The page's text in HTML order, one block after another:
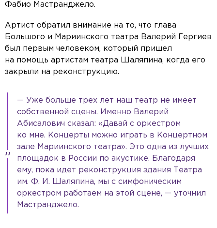
Фабио Мастранджело.
Артист обратил внимание на то, что глава
Большого и Мариинского театра Валерий Гергиев
был первым человеком, который пришел
на помощь артистам театра Шаляпина, когда его
закрыли на реконструкцию.
— Уже больше трех лет наш театр не имеет
собственной сцены. Именно Валерий
Абисалович сказал: «Давай с оркестром
ко мне. Концерты можно играть в Концертном
зале Мариинского театра». Это одна из лучших
площадок в России по акустике. Благодаря
ему, пока идет реконструкция здания Театра
им. Ф. И. Шаляпина, мы с симфоническим
оркестром работаем на этой сцене, — уточнил
Мастранджело.